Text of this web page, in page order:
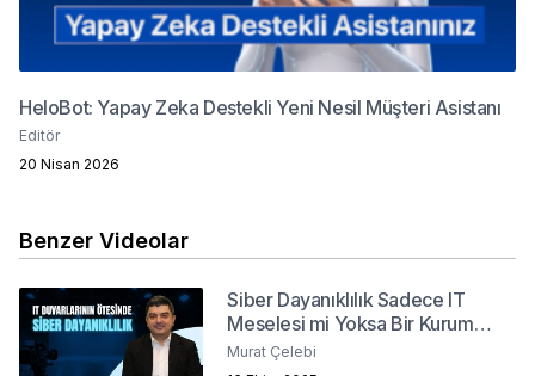
HeloBot: Yapay Zeka Destekli Yeni Nesil Müşteri Asistanı
Editör
20 Nisan 2026
Benzer Videolar
Siber Dayanıklılık Sadece IT
Meselesi mi Yoksa Bir Kurum
Kültürü mü?
Murat Çelebi